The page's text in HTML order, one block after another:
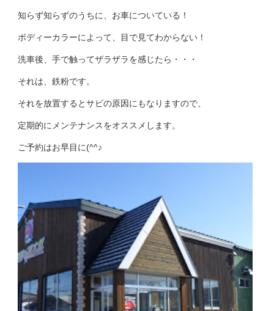
知らず知らずのうちに、お車についている！
ボディーカラーによって、目で見てわからない！
洗車後、手で触ってザラザラを感じたら・・・
それは、鉄粉です。
それを放置するとサビの原因にもなりますので、
定期的にメンテナンスをオススメします。
ご予約はお早目に(^^♪